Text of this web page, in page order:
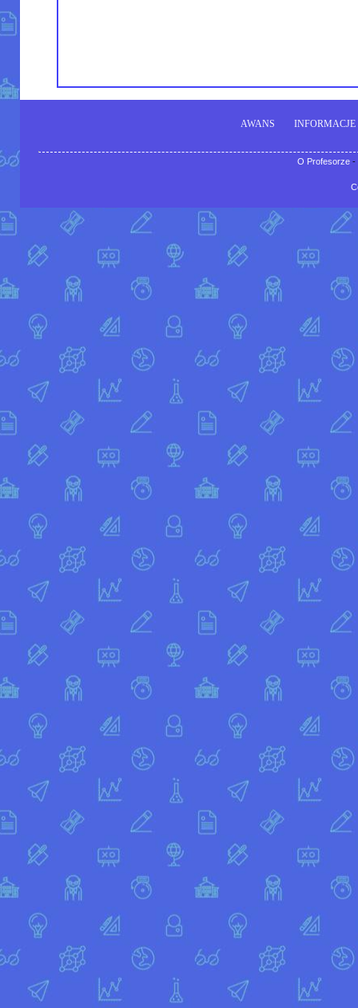
AWANS INFORMACJE
O Profesorze-